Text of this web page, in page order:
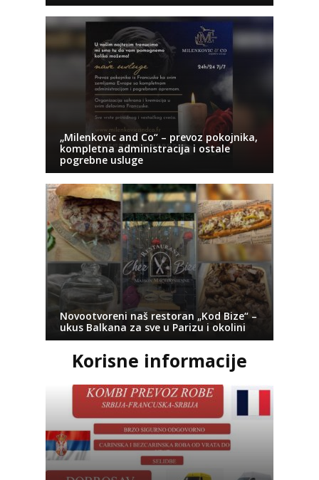
„Milenkovic and Co“ – prevoz pokojnika,
kompletna administracija i ostale
pogrebne usluge
Novootvoreni naš restoran „Kod Bize“ –
ukus Balkana za sve u Parizu i okolini
Korisne informacije